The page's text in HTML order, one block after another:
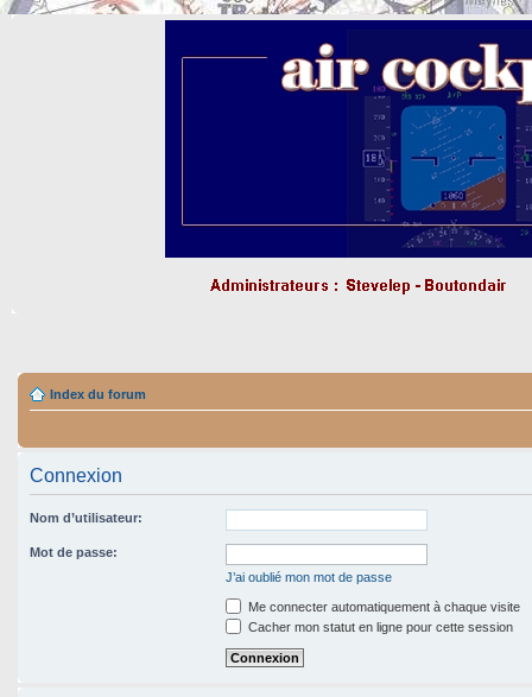
Index du forum
Connexion
Nom d’utilisateur:
Mot de passe:
J’ai oublié mon mot de passe
Me connecter automatiquement à chaque visite
Cacher mon statut en ligne pour cette session